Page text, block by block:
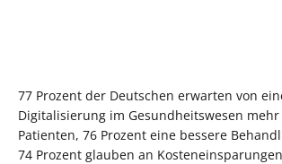
77 Prozent der Deutschen erwarten von
Digitalisierung im Gesundheitswesen
Patienten, 76 Prozent eine bessere
74 Prozent glauben an